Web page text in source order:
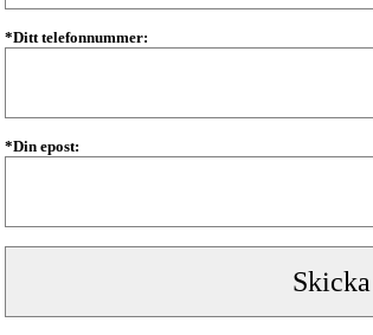
*Ditt telefonnummer:
*Din epost: